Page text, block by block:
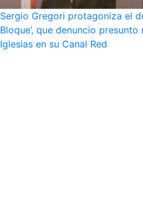
Sergio Gregori protagoniza el
Bloque’, que denuncio
Iglesias en su Canal Red